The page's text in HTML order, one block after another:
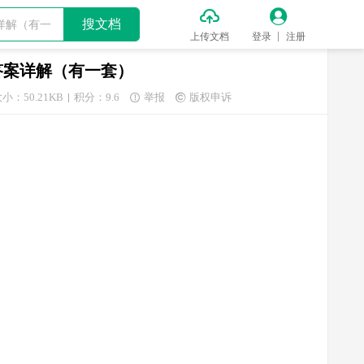
搜文档 
上传文档

登录 注册
详解（有一套）
小：50.21KB 积分：9.6  举报  版权申诉